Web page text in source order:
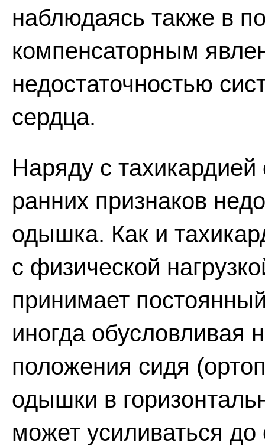
наблюдаясь также в
компенсаторным
недостаточностью
сердца.
Наряду с
ранних признаков
одышка. Как и
с физической
принимает
иногда обусловливая
положения сидя
одышки в
может усиливаться до